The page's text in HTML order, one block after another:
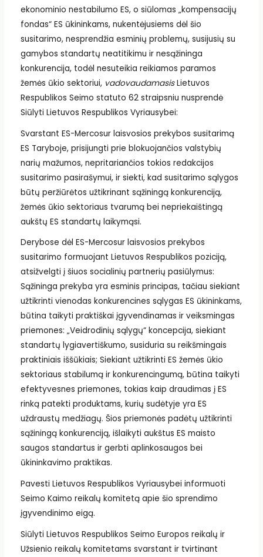
ekonominio nestabilumo ES, o siūlomas „kompensacijų
fondas“ ES ūkininkams, nukentėjusiems dėl šio
susitarimo, nesprendžia esminių problemų, susijusių su
gamybos standartų neatitikimu ir nesąžininga
konkurencija, todėl nesuteikia reikiamos paramos
žemės ūkio sektoriui, vadovaudamasisLietuvos
Respublikos Seimo statuto 62 straipsniu nusprendė
Siūlyti Lietuvos Respublikos Vyriausybei:
Svarstant ES-Mercosur laisvosios prekybos susitarimą
ES Taryboje, prisijungti prie blokuojančios valstybių
narių mažumos, nepritariančios tokios redakcijos
susitarimo pasirašymui, ir siekti, kad susitarimo sąlygos
būtų peržiūrėtos užtikrinant sąžiningą konkurenciją,
žemės ūkio sektoriaus tvarumą bei nepriekaištingą
aukštų ES standartų laikymąsi.
Derybose dėl ES-Mercosur laisvosios prekybos
susitarimo formuojant Lietuvos Respublikos poziciją,
atsižvelgti į šiuos socialinių partnerių pasiūlymus:
Sąžininga prekyba yra esminis principas, tačiau siekiant
užtikrinti vienodas konkurencines sąlygas ES ūkininkams,
būtina taikyti praktiškai įgyvendinamas ir veiksmingas
priemones: „Veidrodinių sąlygų“ koncepcija, siekiant
standartų lygiavertiškumo, susiduria su reikšmingais
praktiniais iššūkiais; Siekiant užtikrinti ES žemės ūkio
sektoriaus stabilumą ir konkurencingumą, būtina taikyti
efektyvesnes priemones, tokias kaip draudimas į ES
rinką patekti produktams, kurių sudėtyje yra ES
uždraustų medžiagų. Šios priemonės padėtų užtikrinti
sąžiningą konkurenciją, išlaikyti aukštus ES maisto
saugos standartus ir gerbti aplinkosaugos bei
ūkininkavimo praktikas.
Pavesti Lietuvos Respublikos Vyriausybei informuoti
Seimo Kaimo reikalų komitetą apie šio sprendimo
įgyvendinimo eigą.
Siūlyti Lietuvos Respublikos Seimo Europos reikalų ir
Užsienio reikalų komitetams svarstant ir tvirtinant